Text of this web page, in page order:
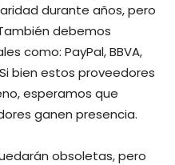
durante años, pero
debemos
como: PayPal, BBVA,
bien estos proveedores
esperamos que
ganen presencia.
obsoletas, pero